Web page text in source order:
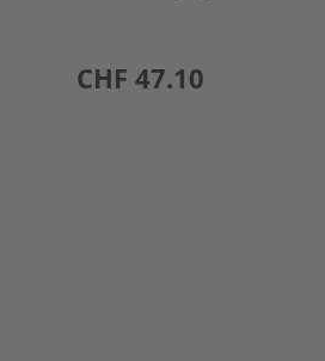
preis
CHF 47.10